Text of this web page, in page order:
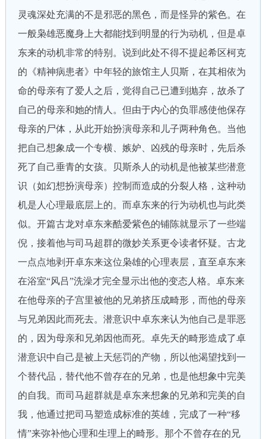
灵魂深处充满的不是邪恶的黑色，而是怪异的紫色。在
一般枭雄恶魔身上大都能找到明显的行为动机，但是卓
东来的动机非常的特别。说到此处不得不提起希区柯克
的《精神病患者》中年轻的旅馆主人贝斯，在其相依为
命的母亲有了爱人之后，觉得自己已遭到抛弃，故杀了
自己的母亲和她的情人。但由于内心的负罪感使他保存
母亲的尸体，从此开始扮演母亲和儿子两种角色。当他
把自己想象成一个专横、嫉妒、凶残的母亲时，先后杀
死了自己垂青的女孩。贝斯杀人的动机是他被某些潜意
识（如幻想扮演母亲）控制而造成的分裂人格，这种动
机是人心理最底层上的。而卓东来的行为动机也与此类
似。开篇古龙对卓东来酷爱紫色的铺陈就显示了一些端
倪，接着他与司马超群的微妙关系更令读者怀疑。古龙
一点点地剥开卓东来这位枭雄的心理表层，直至卓东来
在浴室“风吕”洗澡才完全显示出他的变态人格。卓东来
在他母亲的子宫里被他的兄弟挤压成畸形，而他的母亲
与兄弟因此而死去。潜意识中卓东来认为他自己是罪恶
的，因为母亲和兄弟因他而死。卓先天的畸形造成了卓
潜意识中自己是被上天惩罚的产物，所以他渴望找到一
个替代品，替代他不曾存在的兄弟，也是他想象中完美
的自我。而司马超群就是卓东来想象的兄弟和完美的自
我，他通过把司马塑造成标准的英雄，完成了一种“移
情”来弥补他心理和生理上的畸形。那个不曾存在的兄